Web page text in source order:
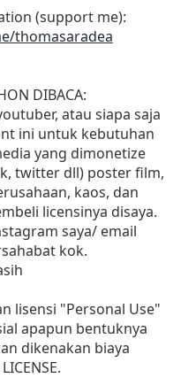
(support me):
thomasaradea
DIBACA:
atau siapa saja
ini untuk kebutuhan
yang dimonetize
twitter dll) poster film,
kaos, dan
licensinya disaya.
saya/ email
kok.
lisensi "Personal Use"
apapun bentuknya
dikenakan biaya